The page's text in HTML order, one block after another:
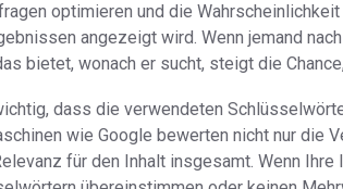
optimieren und die
angezeigt wird. Wenn jemand
bietet, wonach er sucht, steigt die
dass die verwendeten
wie Google bewerten nicht nur die
für den Inhalt insgesamt. Wenn